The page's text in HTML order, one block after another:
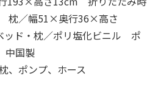
枕／幅51×奥行36×高さ
ド・枕／ポリ塩化ビニル ポ
中国製
ポンプ、ホース